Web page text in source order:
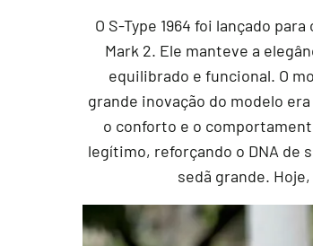
O S-Type 1964 foi lançado
Mark 2. Ele manteve a
equilibrado e funcional. O
grande inovação do modelo
o conforto e o
legítimo, reforçando o DNA de
sedã grande.